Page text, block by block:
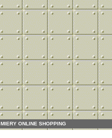
MIERY ONLINE SHOPPING